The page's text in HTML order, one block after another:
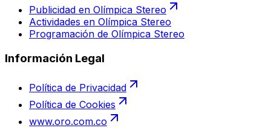
Publicidad en Olímpica Stereo
Actividades en Olímpica Stereo
Programación de Olímpica Stereo
Información Legal
Política de Privacidad
Política de Cookies
www.oro.com.co